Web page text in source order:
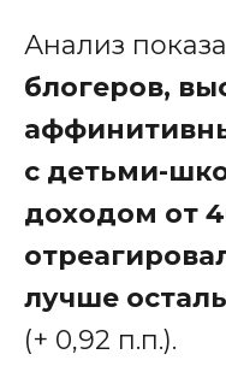
Анализ
блогеров,
с детьми-
доходом от
лучше
(+ 0,92 п.п.).